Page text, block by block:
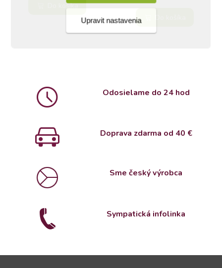
Upravit nastavenia
Do košíka
Odosielame do 24 hod
Doprava zdarma od 40 €
Sme český výrobca
Sympatická infolinka